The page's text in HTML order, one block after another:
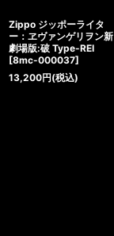
Zippo ジッポーライタ
ー：ヱヴァンゲリヲン新
劇場版:破 Type-REI
[8mc-000037]
13,200円(税込)